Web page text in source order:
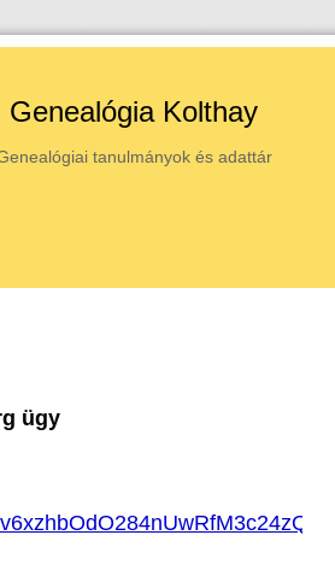
Genealógia Kolthay
tanulmányok és adattár
ügy